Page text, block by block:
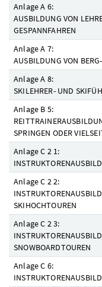
Anlage A 6:
AUSBILDUNG VON
GESPANNFAHREN
Anlage A 7:
AUSBILDUNG VON
Anlage A 8:
SKILEHRER- UND
Anlage B 5:
SPRINGEN ODER
Anlage C 2 1:
Anlage C 2 2:
SKIHOCHTOUREN
Anlage C 2 3:
SNOWBOARDTOUREN
Anlage C 6: